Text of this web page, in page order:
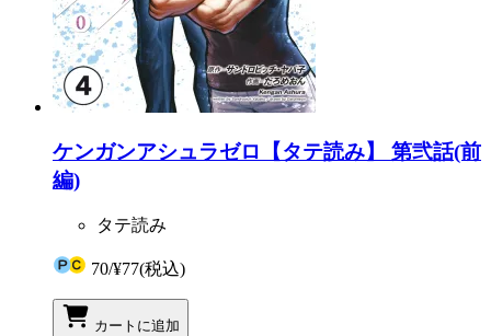
ケンガンアシュラゼロ【タテ読み】 第弐話(前
編)
タテ読み
70/¥77(税込)
カートに追加